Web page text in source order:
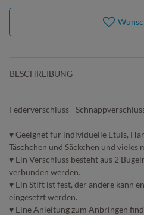
BESCHREIBUNG
Federverschluss -
♥ Geeignet für individuelle Etuis,
Täschchen und Säckchen und vieles
♥ Ein Verschluss besteht aus 2
verbunden werden.
♥ Ein Stift ist fest, der andere kann
eingesetzt werden.
♥ Eine Anleitung zum Anbringen